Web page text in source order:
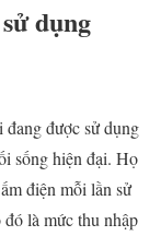
dụng
được sử dụng
sống hiện đại. Họ
điện mỗi lần sử
là mức thu nhập